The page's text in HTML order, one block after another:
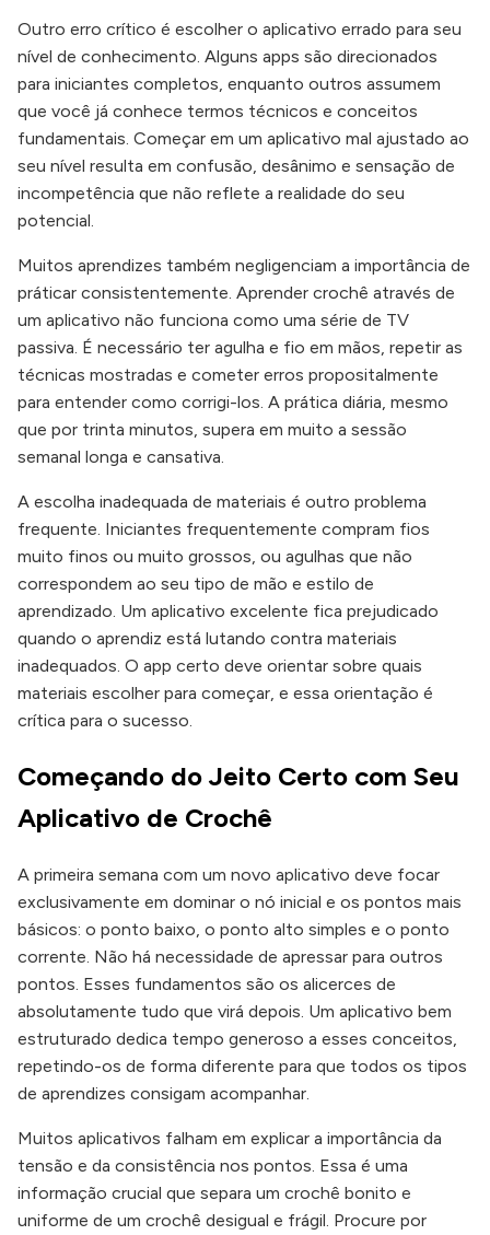
Outro erro crítico é escolher o aplicativo errado para seu
nível de conhecimento. Alguns apps são direcionados
para iniciantes completos, enquanto outros assumem
que você já conhece termos técnicos e conceitos
fundamentais. Começar em um aplicativo mal ajustado ao
seu nível resulta em confusão, desânimo e sensação de
incompetência que não reflete a realidade do seu
potencial.
Muitos aprendizes também negligenciam a importância de
práticar consistentemente. Aprender crochê através de
um aplicativo não funciona como uma série de TV
passiva. É necessário ter agulha e fio em mãos, repetir as
técnicas mostradas e cometer erros propositalmente
para entender como corrigi-los. A prática diária, mesmo
que por trinta minutos, supera em muito a sessão
semanal longa e cansativa.
A escolha inadequada de materiais é outro problema
frequente. Iniciantes frequentemente compram fios
muito finos ou muito grossos, ou agulhas que não
correspondem ao seu tipo de mão e estilo de
aprendizado. Um aplicativo excelente fica prejudicado
quando o aprendiz está lutando contra materiais
inadequados. O app certo deve orientar sobre quais
materiais escolher para começar, e essa orientação é
crítica para o sucesso.
Começando do Jeito Certo com Seu
Aplicativo de Crochê
A primeira semana com um novo aplicativo deve focar
exclusivamente em dominar o nó inicial e os pontos mais
básicos: o ponto baixo, o ponto alto simples e o ponto
corrente. Não há necessidade de apressar para outros
pontos. Esses fundamentos são os alicerces de
absolutamente tudo que virá depois. Um aplicativo bem
estruturado dedica tempo generoso a esses conceitos,
repetindo-os de forma diferente para que todos os tipos
de aprendizes consigam acompanhar.
Muitos aplicativos falham em explicar a importância da
tensão e da consistência nos pontos. Essa é uma
informação crucial que separa um crochê bonito e
uniforme de um crochê desigual e frágil. Procure por